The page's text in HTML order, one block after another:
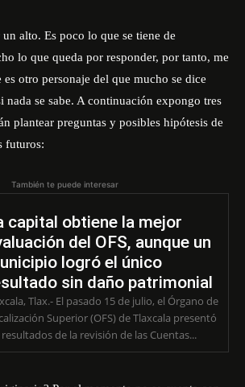
alto. Es poco lo que se tiene de
lo que queda por responder, por tanto, me
otro personaje del que mucho se dice
nada se sabe. A continuación expongo tres
plantear preguntas y posibles hipótesis de
futuros:
También te puede interesar
capital obtiene la mejor
del OFS, aunque un
logró el único
sin daño patrimonial
Tlax.- El pasado 15 de julio, el Órgano de
Superior (OFS) de Tlaxcala presentó
resultados de la revisión de las Cuentas...